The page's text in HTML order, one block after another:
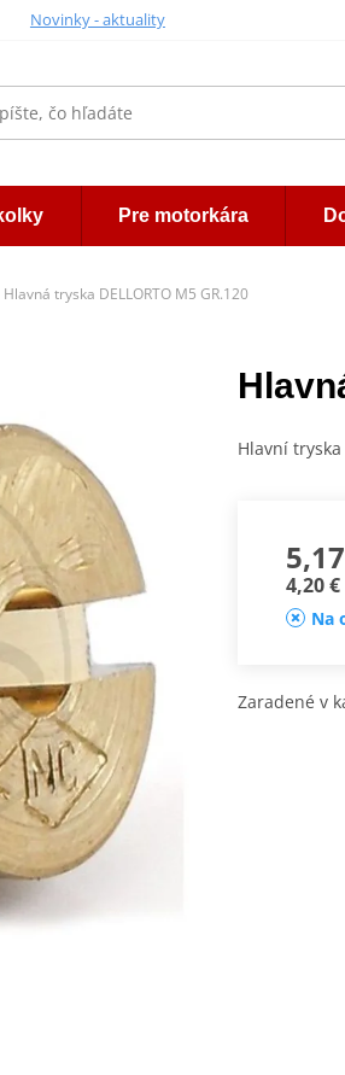
Novinky - aktuality
Pre motorkára
Hlavná tryska DELLORTO M5 GR.120
Hlavní
4,20 €
Na
Zaradené v